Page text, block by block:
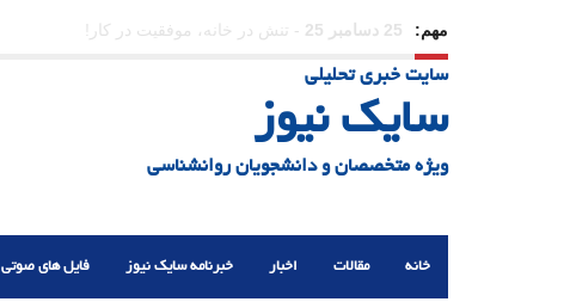
مهم: 23 دسامبر 25 - چرا اراده می‌کنیم ولی شکست می‌خوریم؟
21 دسامبر 25
سایت خبری تحلیلی
سایک نیوز
ویژه متخصصان و دانشجویان روانشناسی
خانه مقالات اخبار خبرنامه سایک نیوز فایل های صوتی